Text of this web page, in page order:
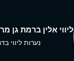
ליווי אלין ברמת גן
נערות ליווי